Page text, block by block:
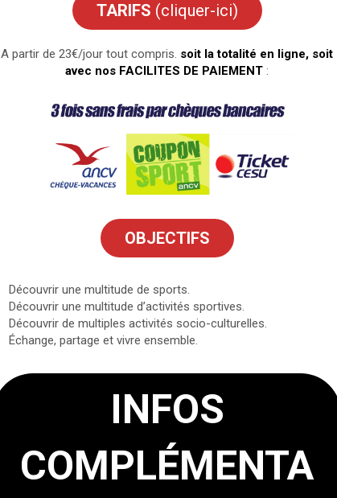
TARIFS (cliquer-ici)
A partir de 23€/jour tout compris. soit la totalité en ligne, soit
avec nos FACILITES DE PAIEMENT :
OBJECTIFS
Découvrir une multitude de sports.
Découvrir une multitude d’activités sportives.
Découvrir de multiples activités socio-culturelles.
Échange, partage et vivre ensemble.
INFOS
COMPLÉMENTA